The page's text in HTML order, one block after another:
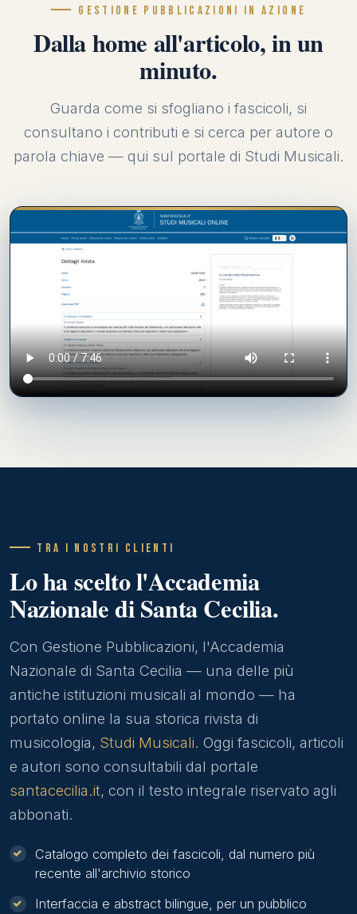
GESTIONE PUBBLICAZIONI IN AZIONE
Dalla home all'articolo, in un
minuto.
Guarda come si sfogliano i fascicoli, si
consultano i contributi e si cerca per autore o
parola chiave — qui sul portale di Studi Musicali.
TRA I NOSTRI CLIENTI
Lo ha scelto l'Accademia
Nazionale di Santa Cecilia.
Con Gestione Pubblicazioni, l'Accademia
Nazionale di Santa Cecilia — una delle più
antiche istituzioni musicali al mondo — ha
portato online la sua storica rivista di
musicologia, Studi Musicali. Oggi fascicoli, articoli
e autori sono consultabili dal portale
santacecilia.it, con il testo integrale riservato agli
abbonati.
Catalogo completo dei fascicoli, dal numero più
recente all'archivio storico
Interfaccia e abstract bilingue, per un pubblico